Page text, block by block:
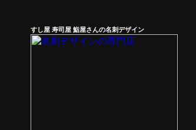
すし屋 寿司屋 鮨屋さんの名刺デザイン